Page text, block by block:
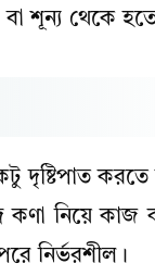
শূন্য থেকে
করতে
কণা নিয়ে
নির্ভরশীল।